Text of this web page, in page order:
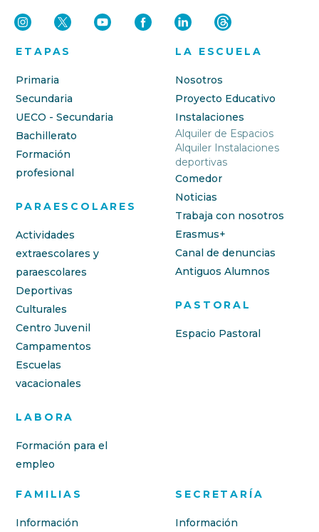
ETAPAS
Primaria
Secundaria
UECO - Secundaria
Bachillerato
Formación
profesional
PARAESCOLARES
Actividades
extraescolares y
paraescolares
Deportivas
Culturales
Centro Juvenil
Campamentos
Escuelas
vacacionales
LABORA
Formación para el
empleo
LA ESCUELA
Nosotros
Proyecto Educativo
Instalaciones
Alquiler de Espacios
Alquiler Instalaciones
deportivas
Comedor
Noticias
Trabaja con nosotros
Erasmus+
Canal de denuncias
Antiguos Alumnos
PASTORAL
Espacio Pastoral
FAMILIAS
Información
SECRETARÍA
Información